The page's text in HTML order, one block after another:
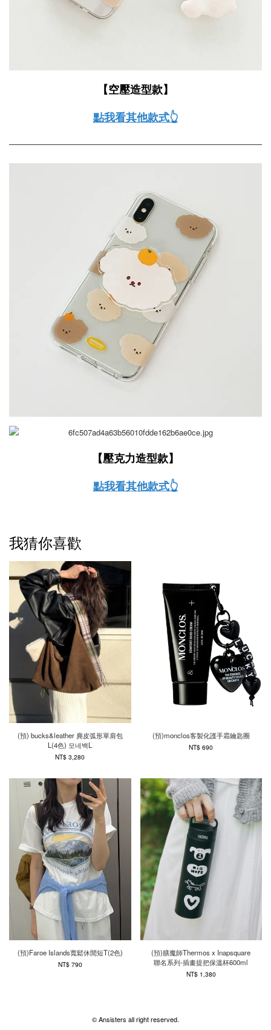
【空壓造型款】
點我看其他款式👆
【壓克力造型款】
點我看其他款式👆
我猜你喜歡
(預) bucks&leather 麂皮弧形單肩包
L(4色) 모네백L
NT$ 3,280
(預)monclos客製化護手霜鑰匙圈
NT$ 690
(預)Faroe Islands寬鬆休閒短T(2色)
NT$ 790
(預)膳魔師Thermos x Inapsquare
聯名系列-插畫提把保溫杯600ml
NT$ 1,380
© Ansisters all right reserved.